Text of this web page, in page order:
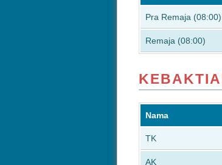
Pra Remaja (08:00)
Remaja (08:00)
Nama
TK
AK